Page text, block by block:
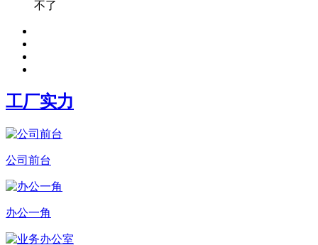
不了
工厂实力
公司前台
办公一角